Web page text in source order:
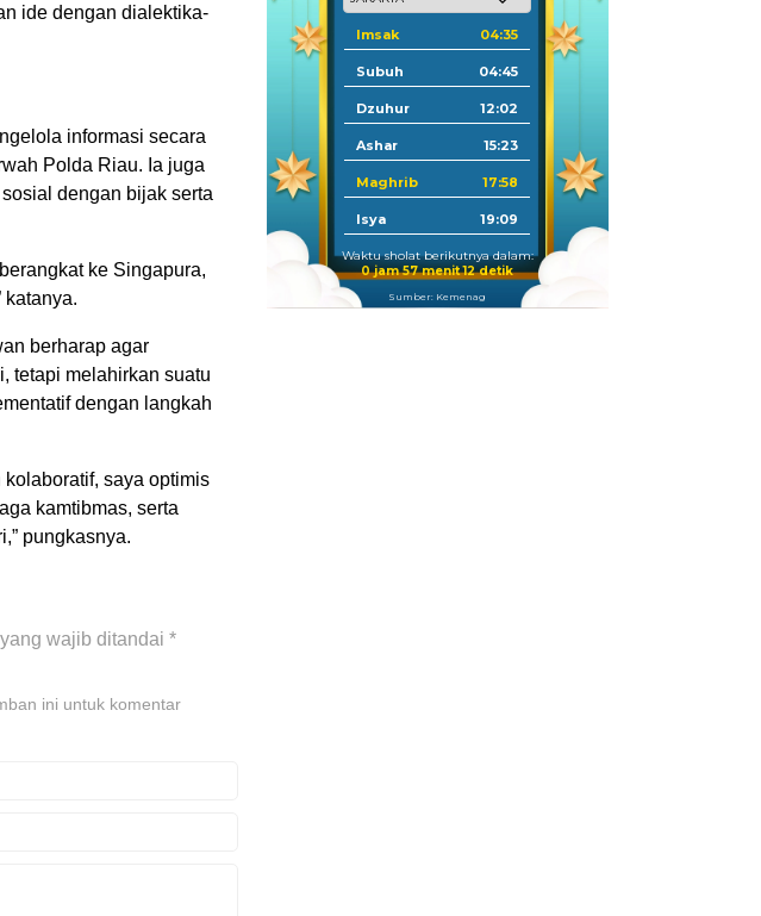
ide dengan dialektika-
informasi secara
Polda Riau. Ia juga
dengan bijak serta
ke Singapura,
katanya.
berharap agar
tetapi melahirkan suatu
dengan langkah
saya optimis
kamtibmas, serta
pungkasnya.
wajib ditandai *
ini untuk komentar
Imsak 04:35
Subuh 04:45
Dzuhur 12:02
Ashar 15:23
Maghrib 17:58
Isya 19:09
Waktu sholat berikutnya dalam:
0 jam 57 menit 11 detik
Sumber: Kemenag